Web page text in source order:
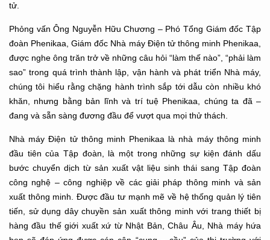
tử.
Phỏng vấn Ông Nguyễn Hữu Chương – Phó Tổng Giám đốc Tập
đoàn Phenikaa, Giám đốc Nhà máy Điện tử thông minh Phenikaa,
được nghe ông trăn trở về những câu hỏi “làm thế nào”, “phải làm
sao” trong quá trình thành lập, vận hành và phát triển Nhà máy,
chúng tôi hiểu rằng chặng hành trình sắp tới dẫu còn nhiều khó
khăn, nhưng bằng bản lĩnh và trí tuệ Phenikaa, chúng ta đã –
đang và sẵn sàng đương đầu để vượt qua mọi thử thách.
Nhà máy Điện tử thông minh Phenikaa là nhà máy thông minh
đầu tiên của Tập đoàn, là một trong những sự kiện đánh dấu
bước chuyển dịch từ sản xuất vật liệu sinh thái sang Tập đoàn
công nghệ – công nghiệp về các giải pháp thông minh và sản
xuất thông minh. Được đầu tư mạnh mẽ về hệ thống quản lý tiên
tiến, sử dụng dây chuyền sản xuất thông minh với trang thiết bị
hàng đầu thế giới xuất xứ từ Nhật Bản, Châu Âu, Nhà máy hứa